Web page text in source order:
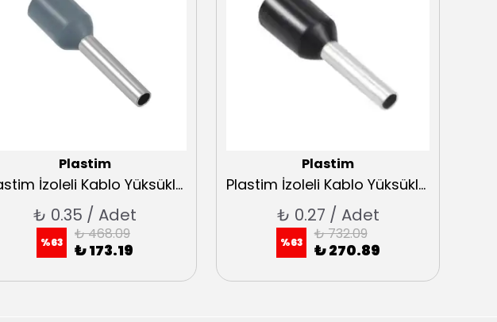
Plastim
Plastim İzoleli Kablo Yüksükleri 2,5 Fransız Normu
₺ 0.35 / Adet
%63 ₺ 468.09
₺ 173.19
Plastim
Plastim İzoleli Kablo Yüksükleri 1,5 Fransız Normu
₺ 0.27 / Adet
%63 ₺ 732.09
₺ 270.89